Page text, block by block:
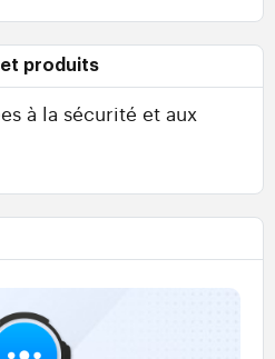
produits
à la sécurité et aux